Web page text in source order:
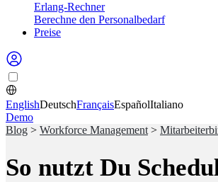
Erlang-Rechner
Berechne den Personalbedarf
Preise
EnglishDeutschFrançaisEspañolItaliano
Demo
Blog > Workforce Management >
So nutzt Du